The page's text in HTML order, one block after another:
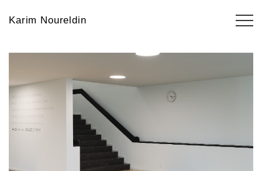
Karim Noureldin